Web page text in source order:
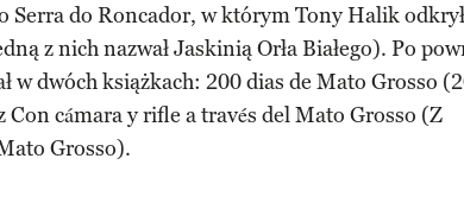
Serra do Roncador, w którym Tony Halik odkrył
z nich nazwał Jaskinią Orła Białego). Po
w dwóch książkach: 200 dias de Mato Grosso
cámara y rifle a través del Mato Grosso (Z
Grosso).